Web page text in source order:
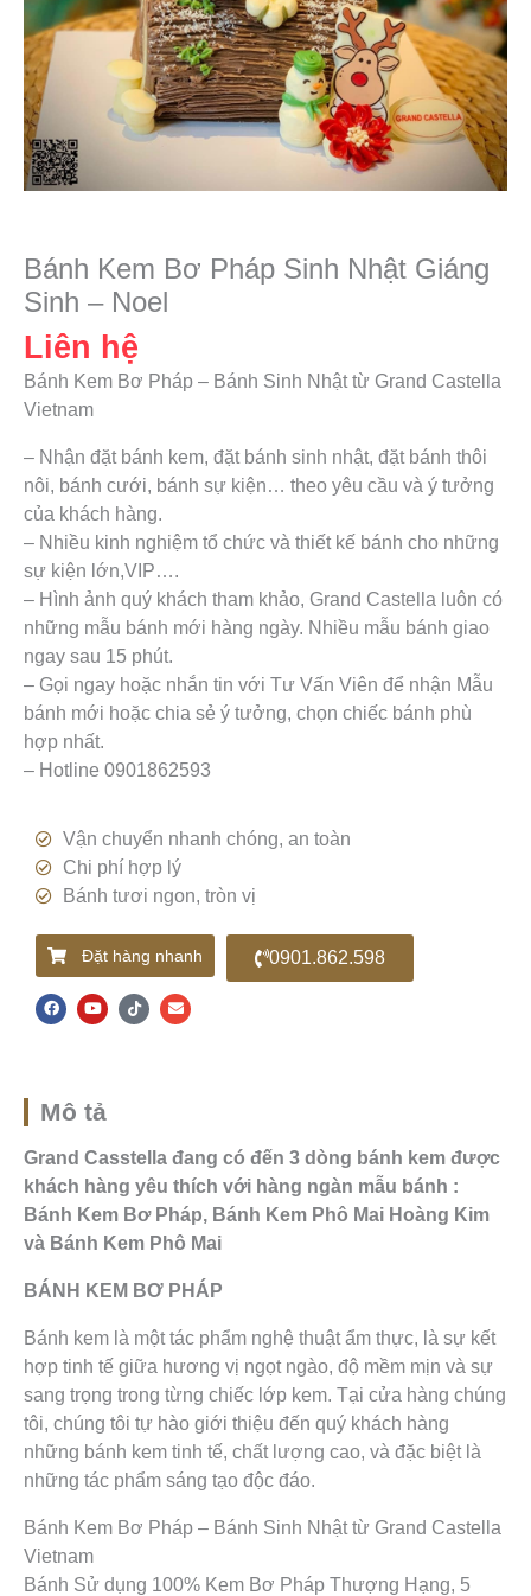
Bánh Kem Bơ Pháp Sinh Nhật Giáng
Sinh – Noel
Liên hệ
Bánh Kem Bơ Pháp – Bánh Sinh Nhật từ Grand Castella
Vietnam
– Nhận đặt bánh kem, đặt bánh sinh nhật, đặt bánh thôi
nôi, bánh cưới, bánh sự kiện… theo yêu cầu và ý tưởng
của khách hàng.
– Nhiều kinh nghiệm tổ chức và thiết kế bánh cho những
sự kiện lớn,VIP….
– Hình ảnh quý khách tham khảo, Grand Castella luôn có
những mẫu bánh mới hàng ngày. Nhiều mẫu bánh giao
ngay sau 15 phút.
– Gọi ngay hoặc nhắn tin với Tư Vấn Viên để nhận Mẫu
bánh mới hoặc chia sẻ ý tưởng, chọn chiếc bánh phù
hợp nhất.
– Hotline 0901862593
Vận chuyển nhanh chóng, an toàn
Chi phí hợp lý
Bánh tươi ngon, tròn vị
Đặt hàng nhanh 0901.862.598
a
c
o
u
i
k
n
v
Mô tả
Grand Casstella đang có đến 3 dòng bánh kem được
khách hàng yêu thích với hàng ngàn mẫu bánh :
Bánh Kem Bơ Pháp, Bánh Kem Phô Mai Hoàng Kim
và Bánh Kem Phô Mai
BÁNH KEM BƠ PHÁP
Bánh kem là một tác phẩm nghệ thuật ẩm thực, là sự kết
hợp tinh tế giữa hương vị ngọt ngào, độ mềm mịn và sự
sang trọng trong từng chiếc lớp kem. Tại cửa hàng chúng
tôi, chúng tôi tự hào giới thiệu đến quý khách hàng
những bánh kem tinh tế, chất lượng cao, và đặc biệt là
những tác phẩm sáng tạo độc đáo.
Bánh Kem Bơ Pháp – Bánh Sinh Nhật từ Grand Castella
Vietnam
Bánh Sử dụng 100% Kem Bơ Pháp Thượng Hạng, 5